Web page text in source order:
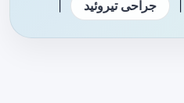
جراحی تیروئید